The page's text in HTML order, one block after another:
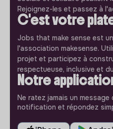
Rejoignez-les et passez à
C'est votre
Jobs that make sense est
l'association makesense.
projet et participez à
respectueuse, inclusive et
Notre
Ne ratez jamais un message
notification et répondez